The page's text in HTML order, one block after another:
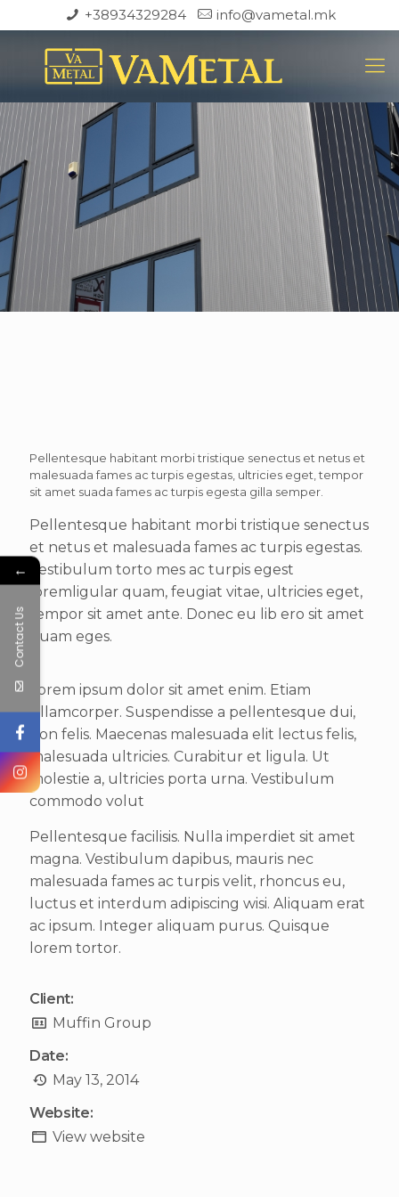
+38934329284 info@vametal.mk
Pellentesque habitant morbi tristique senectus et netus et
malesuada fames ac turpis egestas, ultricies eget, tempor
sit amet suada fames ac turpis egesta gilla semper.
Pellentesque habitant morbi tristique senectus
et netus et malesuada fames ac turpis egestas.
Vestibulum torto mes ac turpis egest
loremligular quam, feugiat vitae, ultricies eget,
tempor sit amet ante. Donec eu lib ero sit amet
quam eges.
Lorem ipsum dolor sit amet enim. Etiam
ullamcorper. Suspendisse a pellentesque dui,
non felis. Maecenas malesuada elit lectus felis,
malesuada ultricies. Curabitur et ligula. Ut
molestie a, ultricies porta urna. Vestibulum
commodo volut
Pellentesque facilisis. Nulla imperdiet sit amet
magna. Vestibulum dapibus, mauris nec
malesuada fames ac turpis velit, rhoncus eu,
luctus et interdum adipiscing wisi. Aliquam erat
ac ipsum. Integer aliquam purus. Quisque
lorem tortor.
Client:
Muffin Group
Date:
May 13, 2014
Website:
View website
←
Contact Us